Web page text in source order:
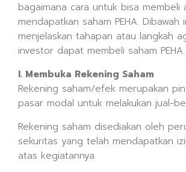
bagaimana cara untuk bisa membeli
mendapatkan saham PEHA. Dibawah
menjelaskan tahapan atau langkah
investor dapat membeli saham PEHA.
I. Membuka Rekening Saham
Rekening saham/efek merupakan
pasar modal untuk melakukan jual-
Rekening saham disediakan oleh
sekuritas yang telah mendapatkan
atas kegiatannya.